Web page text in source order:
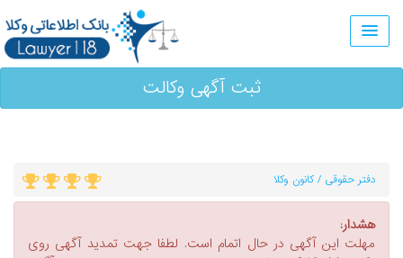
ثبت آگهی وکالت
دفتر حقوقی / کانون وکلا
هشدار:
مهلت این آگهی در حال اتمام است. لطفا جهت تمدید آگهی روی